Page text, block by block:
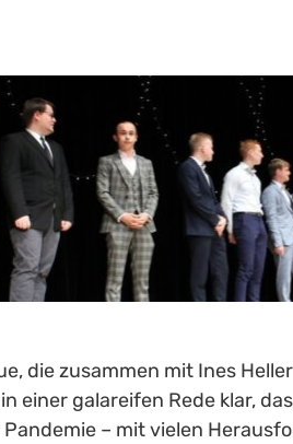
die zusammen mit Ines
einer galareifen Rede klar,
– mit vielen